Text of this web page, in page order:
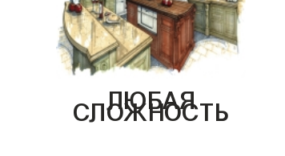
ЛЮБАЯ
СЛОЖНОСТЬ